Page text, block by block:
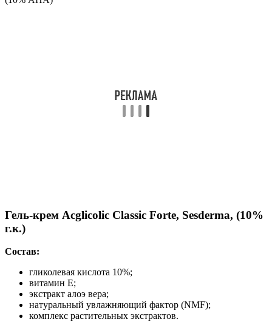
Гель-крем Acglicolic Classic Forte, Sesderma, (10%
г.к.)
Состав:
гликолевая кислота 10%;
витамин Е;
экстракт алоэ вера;
натуральный увлажняющий фактор (NMF);
комплекс растительных экстрактов.